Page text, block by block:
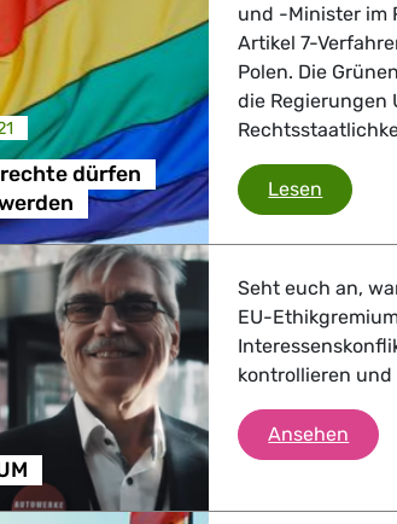
& Kultur
Verbraucherschutz
Migration, Entwicklung
dürfen
und -Minister im
Artikel 7-
Polen. Die
die Regierungen
Lesen
Seht euch an,
EU-
kontrollieren
Ansehen